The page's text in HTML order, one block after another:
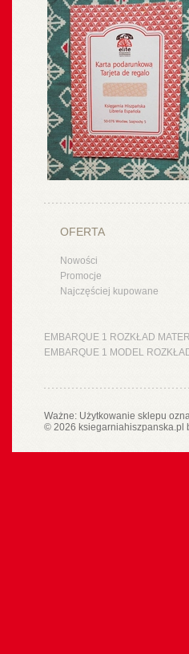
OFERTA
Nowości
Promocje
Najczęściej kupowane
EMBARQUE 1 ROZKŁAD
EMBARQUE 1 MODEL
Ważne: Użytkowanie sklepu
© 2026 ksiegarniahiszpanska.pl